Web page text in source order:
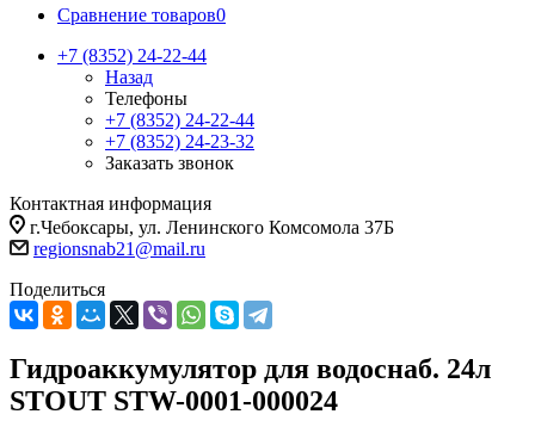
Сравнение товаров0
+7 (8352) 24-22-44
Назад
Телефоны
+7 (8352) 24-22-44
+7 (8352) 24-23-32
Заказать звонок
Контактная информация
г.Чебоксары, ул. Ленинского Комсомола 37Б
regionsnab21@mail.ru
Поделиться
Гидроаккумулятор для водоснаб. 24л
STOUT STW-0001-000024